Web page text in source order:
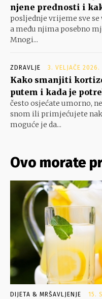
njene prednosti i
posljednje vrijeme sve
a među njima posebno
Mnogi...
ZDRAVLJE 3. VELJAČE 2026.
Kako smanjiti
putem i kada je
često osjećate umorno,
snom ili primjećujete
moguće je da...
Ovo morate
DIJETA & MRŠAVLJENJE 15.